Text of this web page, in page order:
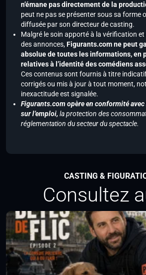
n’émane pas directement de la
peut ne pas se présenter sous sa forme
diffusée par son directeur de casting.
Malgré le soin apporté à la vérification et
des annonces,Figurants.com ne peut
absolue de toutes les informations, en
relatives à l’identité des comédiens
Ces contenus sont fournis à titre
corrigés ou mis à jour à tout moment,
inexactitude est signalée.
Figurants.com opère en conformité
sur l’emploi, la protection des
réglementation du secteur du spectacle.
CASTING &
Consultez